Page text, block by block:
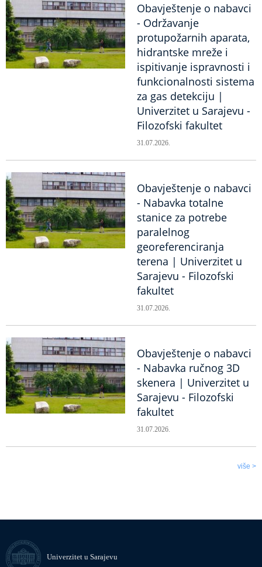
Obavještenje o nabavci
- Održavanje
protupožarnih aparata,
hidrantske mreže i
ispitivanje ispravnosti i
funkcionalnosti sistema
za gas detekciju |
Univerzitet u Sarajevu -
Filozofski fakultet
31.07.2026.
Obavještenje o nabavci
- Nabavka totalne
stanice za potrebe
paralelnog
georeferenciranja
terena | Univerzitet u
Sarajevu - Filozofski
fakultet
31.07.2026.
Obavještenje o nabavci
- Nabavka ručnog 3D
skenera | Univerzitet u
Sarajevu - Filozofski
fakultet
31.07.2026.
više >
Univerzitet u Sarajevu